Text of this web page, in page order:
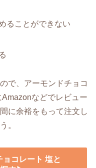
ることができない
で、アーモンドチョコ
などでレビュー
に余裕をもって注文し
。
コレート 塩と